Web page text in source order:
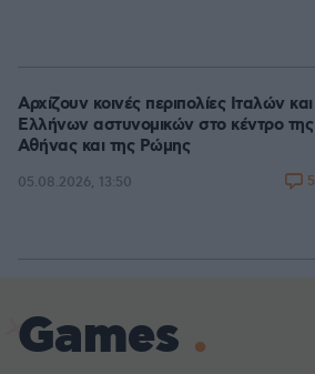
Αρχίζουν κοινές περιπολίες Ιταλών και
Ελλήνων αστυνομικών στο κέντρο της
Αθήνας και της Ρώμης
05.08.2026, 13:50 5
Games